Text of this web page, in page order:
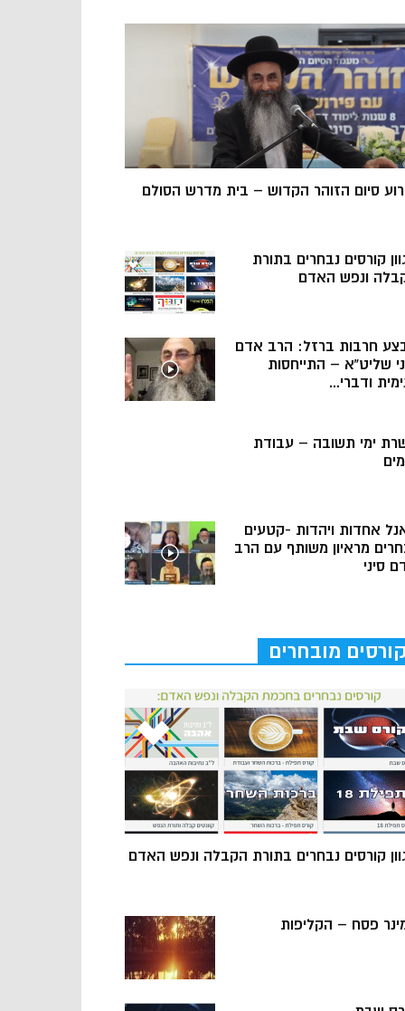
סיום הזוהר הקדוש – בית מדרש הסולם
קורסים נבחרים בתורת
ונפש האדם
חרבות ברזל: הרב אדם
שליט”א – התייחסות
ודברי...
ימי תשובה – עבודת
אחדות ויהדות -קטעים
מראיון משותף עם הרב
סיני
קורסים מובחרים
קורסים נבחרים בתורת הקבלה ונפש האדם
פסח – הקליפות